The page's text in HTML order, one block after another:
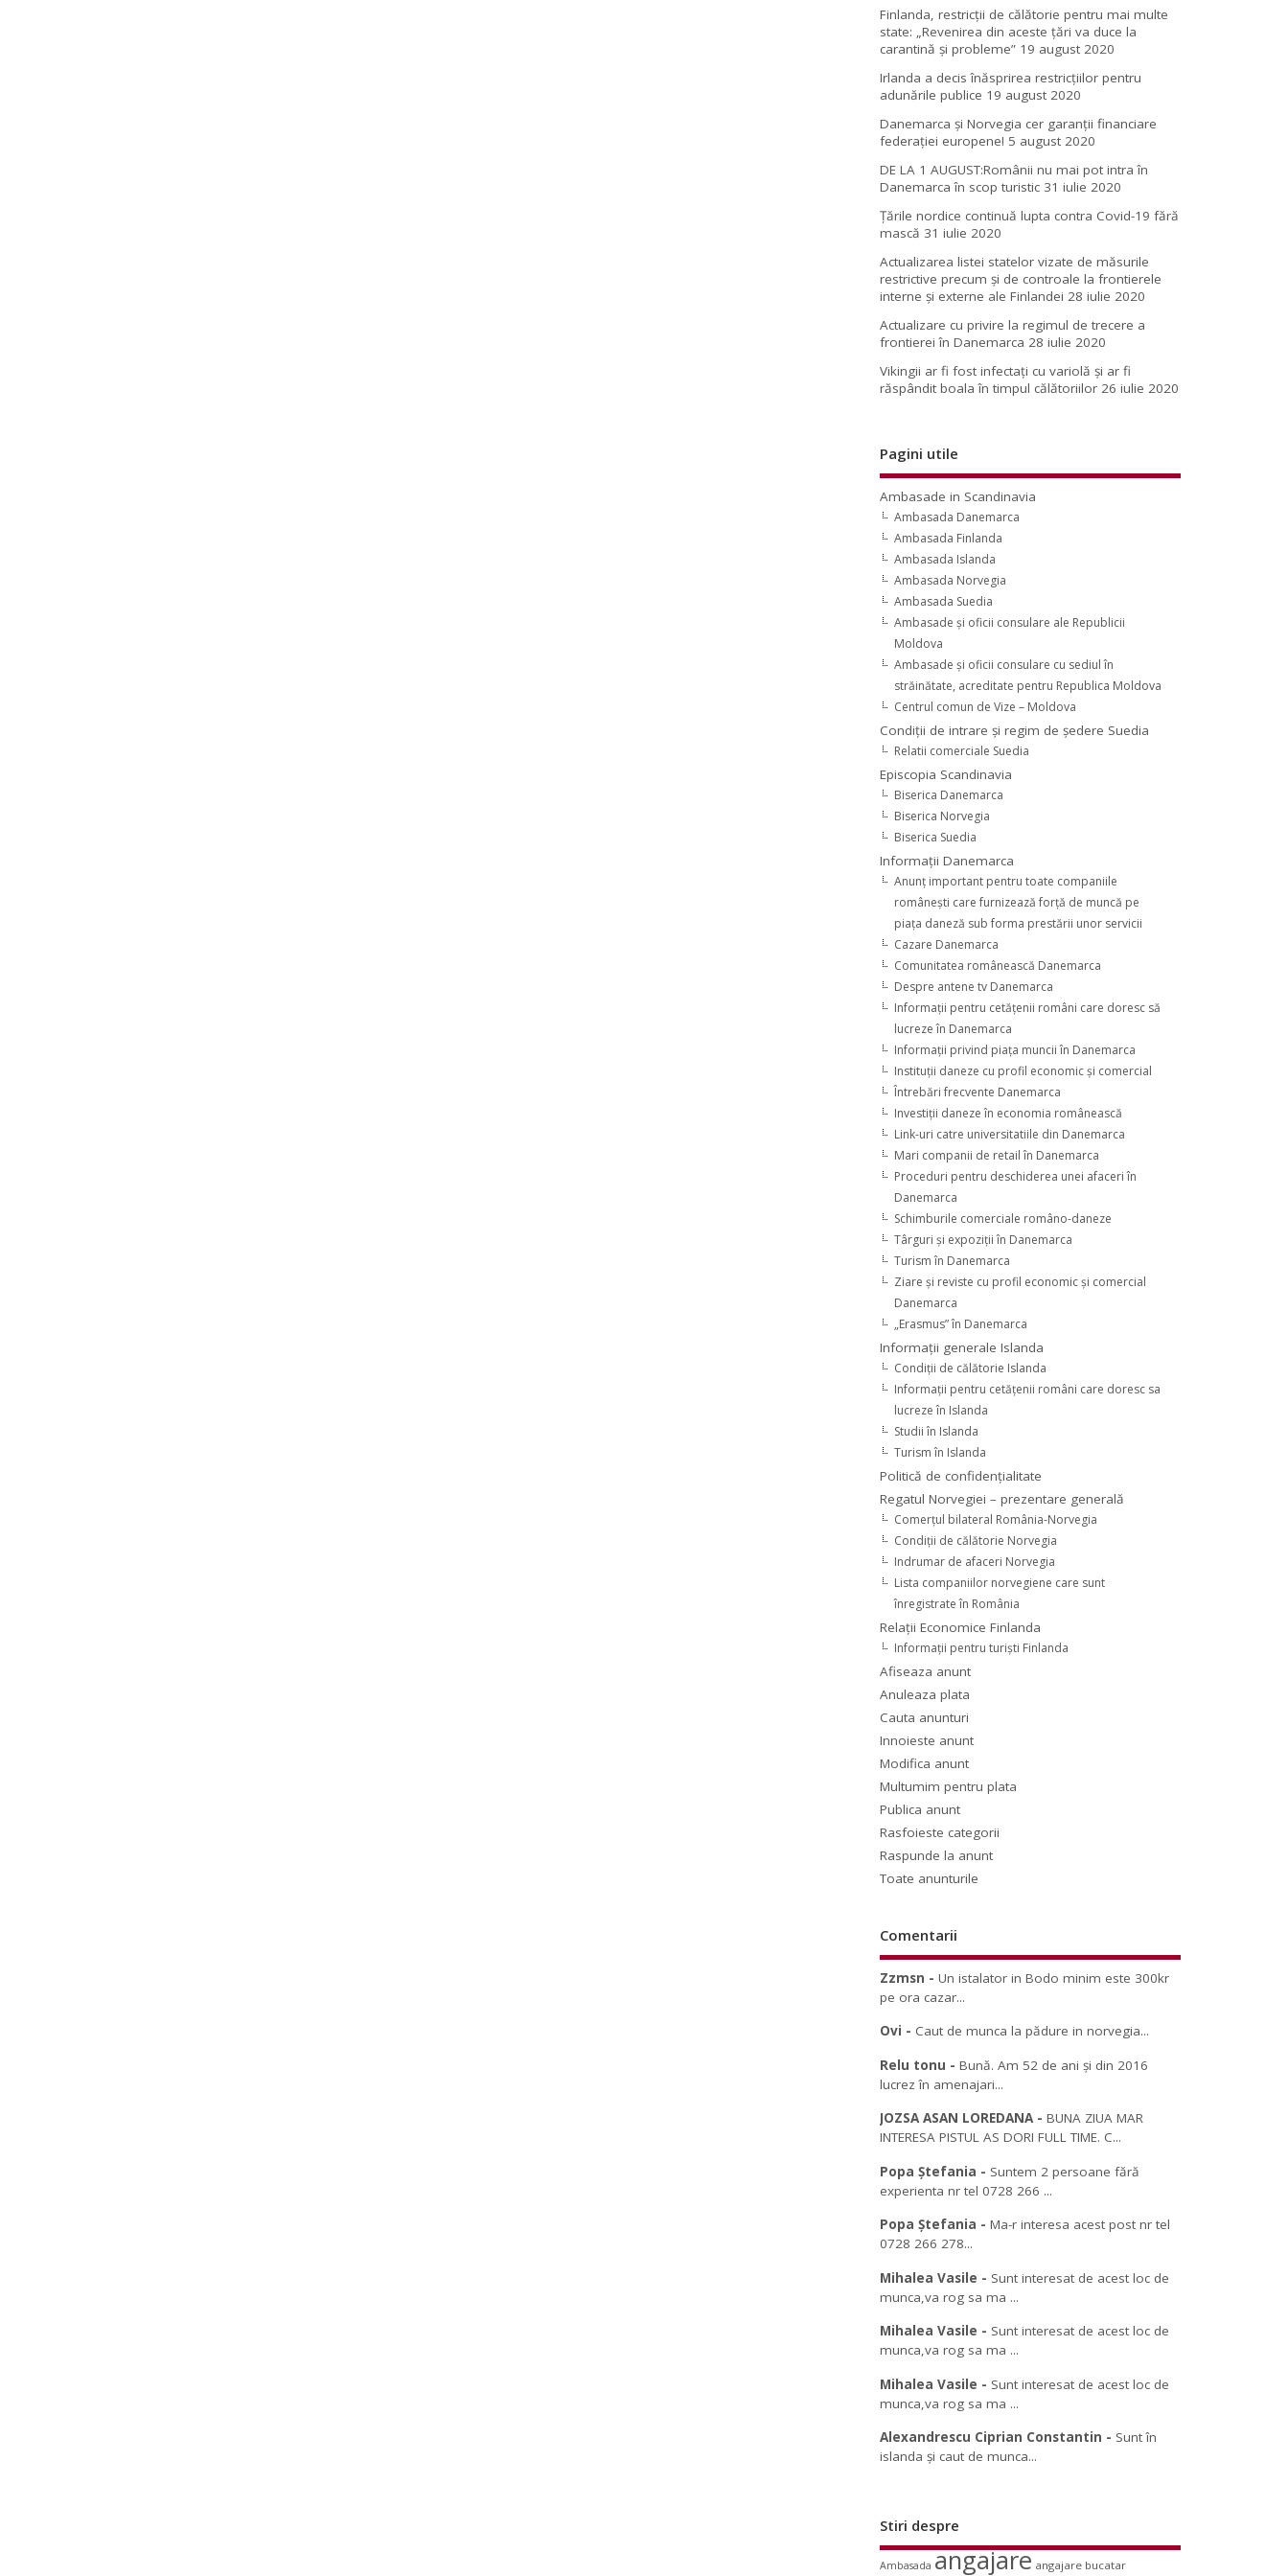
Finlanda, restricţii de călătorie pentru mai multe
state: „Revenirea din aceste ţări va duce la
carantină şi probleme” 19 august 2020
Irlanda a decis înăsprirea restricțiilor pentru
adunările publice 19 august 2020
Danemarca și Norvegia cer garanții financiare
federației europene! 5 august 2020
DE LA 1 AUGUST:Românii nu mai pot intra în
Danemarca în scop turistic 31 iulie 2020
Țările nordice continuă lupta contra Covid-19 fără
mască 31 iulie 2020
Actualizarea listei statelor vizate de măsurile
restrictive precum și de controale la frontierele
interne și externe ale Finlandei 28 iulie 2020
Actualizare cu privire la regimul de trecere a
frontierei în Danemarca 28 iulie 2020
Vikingii ar fi fost infectaţi cu variolă şi ar fi
răspândit boala în timpul călătoriilor 26 iulie 2020
Pagini utile
Ambasade in Scandinavia
Ambasada Danemarca
Ambasada Finlanda
Ambasada Islanda
Ambasada Norvegia
Ambasada Suedia
Ambasade şi oficii consulare ale Republicii
Moldova
Ambasade şi oficii consulare cu sediul în
străinătate, acreditate pentru Republica Moldova
Centrul comun de Vize – Moldova
Condiţii de intrare şi regim de şedere Suedia
Relatii comerciale Suedia
Episcopia Scandinavia
Biserica Danemarca
Biserica Norvegia
Biserica Suedia
Informaţii Danemarca
Anunţ important pentru toate companiile
româneşti care furnizează forţă de muncă pe
piaţa daneză sub forma prestării unor servicii
Cazare Danemarca
Comunitatea românească Danemarca
Despre antene tv Danemarca
Informaţii pentru cetăţenii români care doresc să
lucreze în Danemarca
Informaţii privind piaţa muncii în Danemarca
Instituţii daneze cu profil economic şi comercial
Întrebări frecvente Danemarca
Investiţii daneze în economia românească
Link-uri catre universitatiile din Danemarca
Mari companii de retail în Danemarca
Proceduri pentru deschiderea unei afaceri în
Danemarca
Schimburile comerciale româno-daneze
Târguri şi expoziţii în Danemarca
Turism în Danemarca
Ziare şi reviste cu profil economic şi comercial
Danemarca
„Erasmus” în Danemarca
Informaţii generale Islanda
Condiţii de călătorie Islanda
Informaţii pentru cetăţenii români care doresc sa
lucreze în Islanda
Studii în Islanda
Turism în Islanda
Politică de confidențialitate
Regatul Norvegiei – prezentare generală
Comerţul bilateral România-Norvegia
Condiții de călătorie Norvegia
Indrumar de afaceri Norvegia
Lista companiilor norvegiene care sunt
înregistrate în România
Relaţii Economice Finlanda
Informaţii pentru turişti Finlanda
Afiseaza anunt
Anuleaza plata
Cauta anunturi
Innoieste anunt
Modifica anunt
Multumim pentru plata
Publica anunt
Rasfoieste categorii
Raspunde la anunt
Toate anunturile
Comentarii
Zzmsn -Un istalator in Bodo minim este 300kr
pe ora cazar...
Ovi - Caut de munca la pădure in norvegia...
Relu tonu -Bună. Am 52 de ani și din 2016
lucrez în amenajari...
JOZSA ASAN LOREDANA-BUNA ZIUA MAR
INTERESA PISTUL AS DORI FULL TIME. C...
Popa Ștefania - Suntem 2 persoane fără
experienta nr tel 0728 266 ...
Popa Ștefania -Ma-r interesa acest post nr tel
0728 266 278...
Mihalea Vasile - Sunt interesat de acest loc de
munca,va rog sa ma ...
Mihalea Vasile - Sunt interesat de acest loc de
munca,va rog sa ma ...
Mihalea Vasile - Sunt interesat de acest loc de
munca,va rog sa ma ...
Alexandrescu Ciprian Constantin - Sunt în
islanda și caut de munca...
Stiri despre
Ambasada angajare angajare bucatar